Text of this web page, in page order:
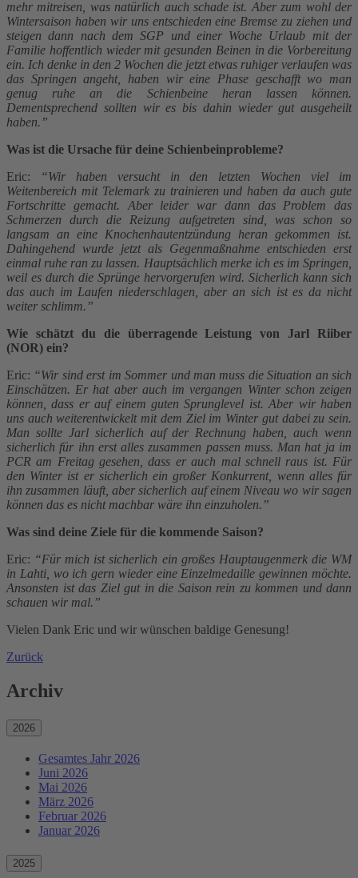
mehr mitreisen, was natürlich auch schade ist. Aber zum wohl der
Wintersaison haben wir uns entschieden eine Bremse zu ziehen und
steigen dann nach dem SGP und einer Woche Urlaub mit der
Familie hoffentlich wieder mit gesunden Beinen in die Vorbereitung
ein. Ich denke in den 2 Wochen die jetzt etwas ruhiger verlaufen was
das Springen angeht, haben wir eine Phase geschafft wo man
genug ruhe an die Schienbeine heran lassen können.
Dementsprechend sollten wir es bis dahin wieder gut ausgeheilt
haben.”
Was ist die Ursache für deine Schienbeinprobleme?
Eric:
“Wir haben versucht in den letzten Wochen viel im
Weitenbereich mit Telemark zu trainieren und haben da auch gute
Fortschritte gemacht. Aber leider war dann das Problem das
Schmerzen durch die Reizung aufgetreten sind, was schon so
langsam an eine Knochenhautentzündung heran gekommen ist.
Dahingehend wurde jetzt als Gegenmaßnahme entschieden erst
einmal ruhe ran zu lassen. Hauptsächlich merke ich es im Springen,
weil es durch die Sprünge hervorgerufen wird. Sicherlich kann sich
das auch im Laufen niederschlagen, aber an sich ist es da nicht
weiter schlimm.”
Wie schätzt du die überragende Leistung von Jarl Riiber
(NOR) ein?
Eric: “Wir sind erst im Sommer und man muss die Situation an sich
Einschätzen. Er hat aber auch im vergangen Winter schon zeigen
können, dass er auf einem guten Sprunglevel ist. Aber wir haben
uns auch weiterentwickelt mit dem Ziel im Winter gut dabei zu sein.
Man sollte Jarl sicherlich auf der Rechnung haben, auch wenn
sicherlich für ihn erst alles zusammen passen muss. Man hat ja im
PCR am Freitag gesehen, dass er auch mal schnell raus ist. Für
den Winter ist er sicherlich ein großer Konkurrent, wenn alles für
ihn zusammen läuft, aber sicherlich auf einem Niveau wo wir sagen
können das es nicht machbar wäre ihn einzuholen.”
Was sind deine Ziele für die kommende Saison?
Eric: “Für mich ist sicherlich ein großes Hauptaugenmerk die WM
in Lahti, wo ich gern wieder eine Einzelmedaille gewinnen möchte.
Ansonsten ist das Ziel gut in die Saison rein zu kommen und dann
schauen wir mal.”
Vielen Dank Eric und wir wünschen baldige Genesung!
Zurück
Archiv
2026
Gesamtes Jahr 2026
Juni 2026
Mai 2026
März 2026
Februar 2026
Januar 2026
2025